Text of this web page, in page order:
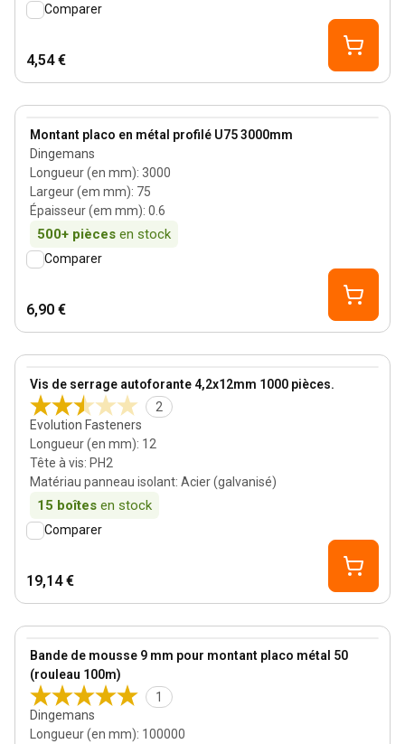
Comparer
4,54 €
Montant placo en métal profilé U75 3000mm
Dingemans
Longueur (en mm): 3000
Largeur (em mm): 75
Épaisseur (em mm): 0.6
500+ pièces en stock
View product
Comparer
6,90 €
Vis de serrage autoforante 4,2x12mm 1000 pièces.
2
Evolution Fasteners
Longueur (en mm): 12
Tête à vis: PH2
Matériau panneau isolant: Acier (galvanisé)
15 boîtes en stock
View product
Comparer
19,14 €
Bande de mousse 9 mm pour montant placo métal 50
(rouleau 100m)
1
Dingemans
Longueur (en mm): 100000
View product